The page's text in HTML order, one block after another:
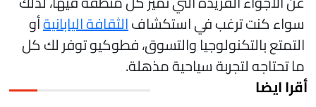
كنت ترغب في استكشافالثقافة اليابانيةأو
بالتكنولوجيا والتسوق، فطوكيو توفر لك كل
تحتاجه لتجربة سياحية مذهلة.
ايضا